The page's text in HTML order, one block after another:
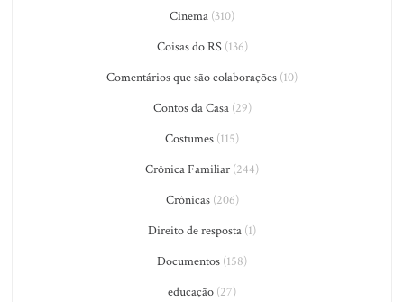
Cinema (310)
Coisas do RS(136)
Comentários que são colaborações (10)
Contos da Casa(29)
Costumes (115)
Crônica Familiar (244)
Crônicas(206)
Direito de resposta (1)
Documentos (158)
educação (27)